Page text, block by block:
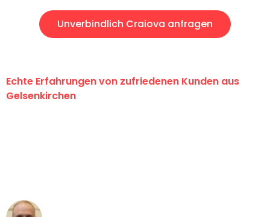
Unverbindlich Craiova anfragen
Echte Erfahrungen von zufriedenen Kunden aus
Gelsenkirchen